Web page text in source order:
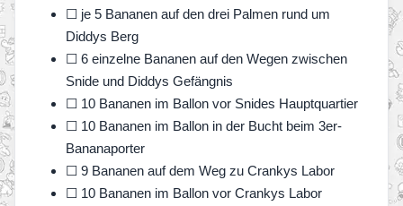
☐ je 5 Bananen auf den drei Palmen rund um
Diddys Berg
☐ 6 einzelne Bananen auf den Wegen zwischen
Snide und Diddys Gefängnis
☐ 10 Bananen im Ballon vor Snides Hauptquartier
☐ 10 Bananen im Ballon in der Bucht beim 3er-
Bananaporter
☐ 9 Bananen auf dem Weg zu Crankys Labor
☐ 10 Bananen im Ballon vor Crankys Labor